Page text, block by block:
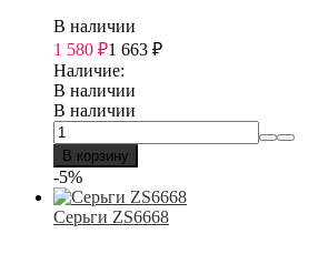
В наличии
1 580 ₽1 663 ₽
Наличие:
В наличии
В наличии
В корзину
-5%
Серьги ZS6668